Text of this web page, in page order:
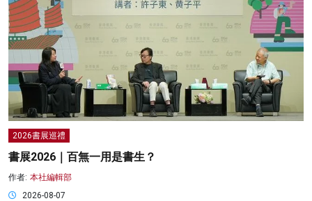
2026書展巡禮
書展2026｜百無一用是書生？
作者: 本社編輯部
2026-08-07